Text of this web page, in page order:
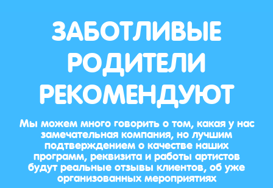
ЗАБОТЛИВЫЕ
РОДИТЕЛИ
РЕКОМЕНДУЮТ
Мы можем много говорить о том, какая у нас
замечательная компания, но лучшим
подтверждением о качестве наших
программ, реквизита и работы артистов
будут реальные отзывы клиентов, об уже
организованных мероприятиях